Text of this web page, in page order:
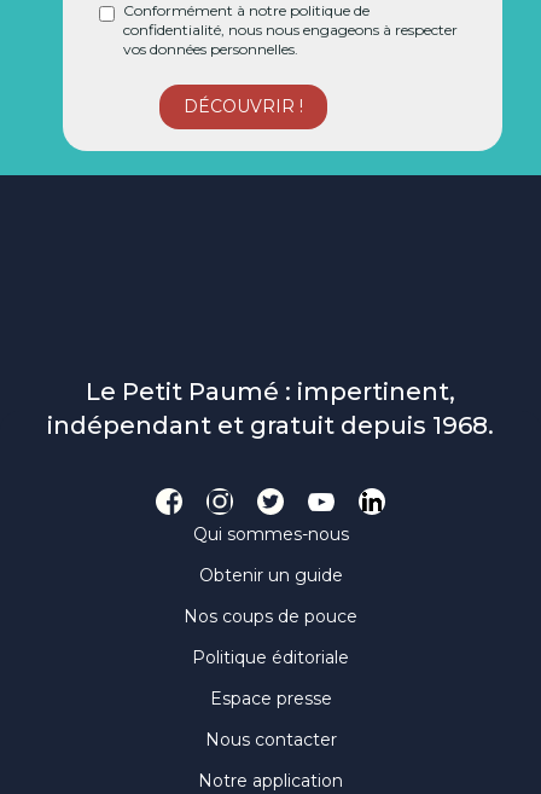
Conformément à notre politique de
confidentialité, nous nous engageons à respecter
vos données personnelles.
Le Petit Paumé : impertinent,
indépendant et gratuit depuis 1968.
Qui sommes-nous
Obtenir un guide
Nos coups de pouce
Politique éditoriale
Espace presse
Nous contacter
Notre application